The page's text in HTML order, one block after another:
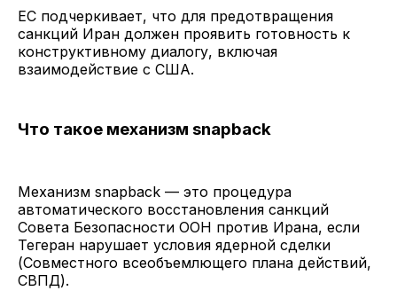
ЕС подчеркивает, что для предотвращения
санкций Иран должен проявить готовность к
конструктивному диалогу, включая
взаимодействие с США.
Что такое механизм snapback
Механизм snapback — это процедура
автоматического восстановления санкций
Совета Безопасности ООН против Ирана, если
Тегеран нарушает условия ядерной сделки
(Совместного всеобъемлющего плана действий,
СВПД).